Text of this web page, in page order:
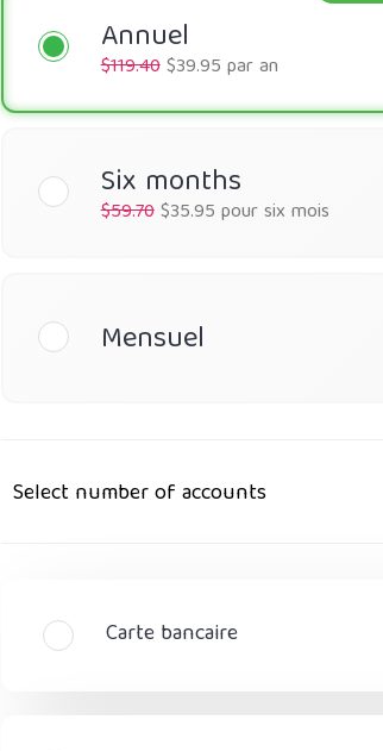
Annuel
$119.40$39.95 par an
Six months
$59.70$35.95 pour six mois
Mensuel
Select number of accounts
Carte bancaire